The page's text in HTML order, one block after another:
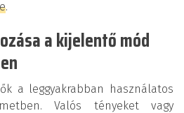
.
a kijelentő mód
a leggyakrabban használatos
Valós tényeket vagy